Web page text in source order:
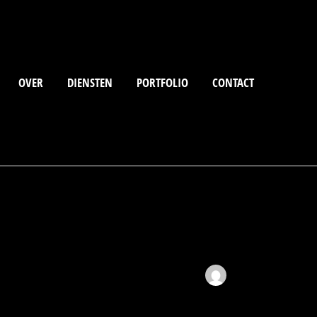
OVER DIENSTEN PORTFOLIO CONTACT